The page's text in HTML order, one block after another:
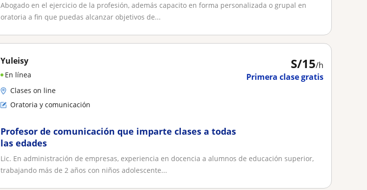
Abogado en el ejercicio de la profesión, además capacito en forma personalizada o grupal en
oratoria a fin que puedas alcanzar objetivos de...
S/15/h
Primera clase gratis
Yuleisy
En línea
Clases on line
Oratoria y comunicación
Profesor de comunicación que imparte clases a todas
las edades
Lic. En administración de empresas, experiencia en docencia a alumnos de educación superior,
trabajando más de 2 años con niños adolescente...